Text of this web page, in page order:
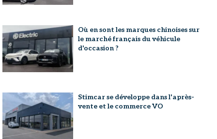
Où en sont les marques chinoises sur
le marché français du véhicule
d'occasion ?
Stimcar se développe dans l'après-
vente et le commerce VO